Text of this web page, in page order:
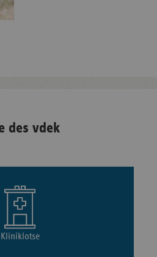
des vdek
Kliniklotse